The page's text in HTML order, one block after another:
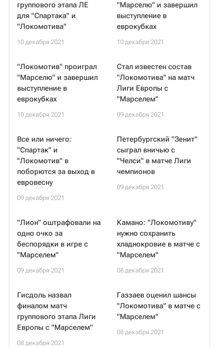
группового этапа ЛЕ
для "Спартака" и
"Локомотива"
10 декабря 2021
"Марселю" и завершил
выступление в
еврокубках
10 декабря 2021
"Локомотив" проиграл
"Марселю" и завершил
выступление в
еврокубках
10 декабря 2021
Стал известен состав
"Локомотива" на матч
Лиги Европы с
"Марселем"
09 декабря 2021
Все или ничего:
"Спартак" и
"Локомотив" в
поборются за выход в
евровесну
09 декабря 2021
Петербургский "Зенит"
сыграл вничью с
"Челси" в матче Лиги
чемпионов
09 декабря 2021
"Лион" оштрафовали на
одно очко за
беспорядки в игре с
"Марселем"
09 декабря 2021
Камано: "Локомотиву"
нужно сохранить
хладнокровие в матче с
"Марселем"
08 декабря 2021
Гисдоль назвал
финалом матч
группового этапа Лиги
Европы с "Марселем"
08 декабря 2021
Газзаев оценил шансы
"Локомотива" в матче с
"Марселем"
08 декабря 2021